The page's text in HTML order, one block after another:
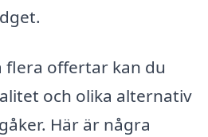
flera offertar kan du
och olika alternativ
Här är några